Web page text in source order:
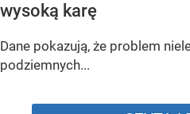
wysoką karę
Dane pokazują, że problem
podziemnych...